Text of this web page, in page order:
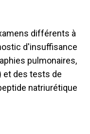
différents à
d'insuffisance
pulmonaires,
et des tests de
natriurétique